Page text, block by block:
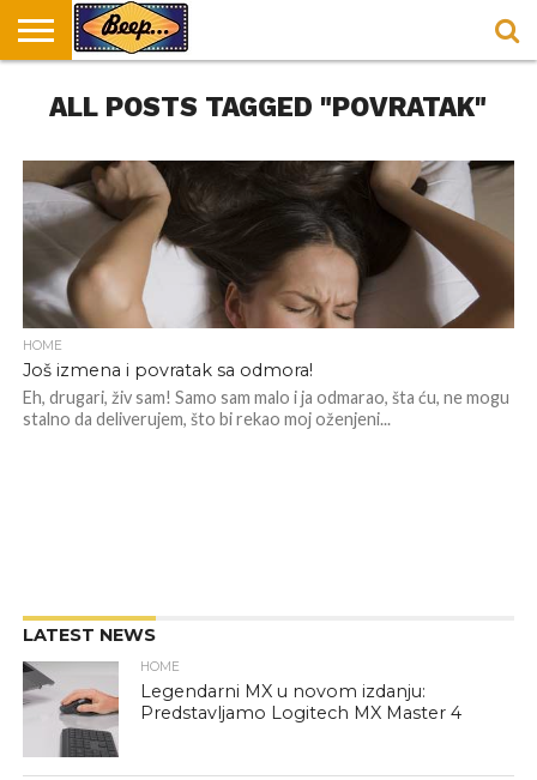
DORUČAK
U
SVAKODNEVICA
ENTERTAINMENT
LOKACIJE
ZA
HRANA I
RECEPTI
NEPUSACKI
LOKALI
ALL POSTS TAGGED "POVRATAK"
HOME
Još izmena i povratak sa odmora!
Eh, drugari, živ sam! Samo sam malo i ja odmarao, šta ću, ne mogu
stalno da deliverujem, što bi rekao moj oženjeni...
LATEST NEWS
HOME
Legendarni MX u novom izdanju:
Predstavljamo Logitech MX Master 4